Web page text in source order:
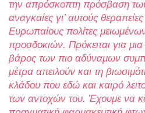
την απρόσκοπτη πρόσβαση
αναγκαίες γι’ αυτούς
Ευρωπαίους πολίτες
προσδοκιών. Πρόκειται για μια
βάρος των πιο αδύναμων
μέτρα απειλούν και τη
κλάδου που εδώ και καιρό
των αντοχών του. Έχουμε να